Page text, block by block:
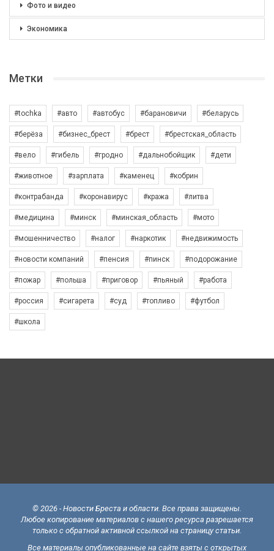
Фото и видео
Экономика
Метки
#tochka #авто #автобус #барановичи #беларусь
#берёза #бизнес_брест #брест #брестская_область
#вело #гибель #гродно #дальнобойщик #дети
#животное #зарплата #каменец #кобрин
#контрабанда #коронавирус #кража #литва
#медицина #минск #минская_область #мото
#мошенничество #налог #наркотик #недвижимость
#новости компаний #пенсия #пинск #подорожание
#пожар #польша #приговор #пьяный #работа
#россия #сигарета #суд #топливо #футбол
#школа
© 2026 - Новости Бреста и области. Все права защищены.
Любое копирование материалов с нашего ресурса разрешается
только с обратной активной ссылкой на страницу статьи.
Все материалы опубликованные на сайте взяты с открытых